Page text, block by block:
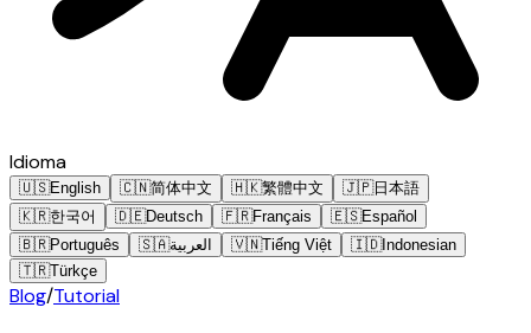
Idioma
🇺🇸English 🇨🇳简体中文 🇭🇰繁體中文 🇯🇵日本語
🇰🇷한국어 🇩🇪Deutsch 🇫🇷Français 🇪🇸Español
🇧🇷Português 🇸🇦العربية 🇻🇳Tiếng Việt 🇮🇩Indonesian
🇹🇷Türkçe
Blog/Tutorial